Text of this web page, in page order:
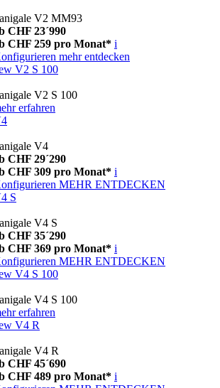
V2 MM93
CHF 23´990
CHF 259 pro Monat* i
mehr entdecken
V2 S 100
V2 S 100
erfahren
V4
CHF 29´290
CHF 309 pro Monat* i
MEHR ENTDECKEN
S
V4 S
CHF 35´290
CHF 369 pro Monat* i
MEHR ENTDECKEN
V4 S 100
V4 S 100
erfahren
V4 R
V4 R
CHF 45´690
CHF 489 pro Monat* i